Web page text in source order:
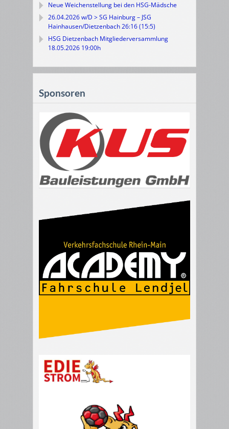
Neue Weichenstellung bei den HSG-Mädsche
26.04.2026 w/D > SG Hainburg – JSG
Hainhausen/Dietzenbach 26:16 (15:5)
HSG Dietzenbach Mitgliederversammlung
18.05.2026 19:00h
Sponsoren